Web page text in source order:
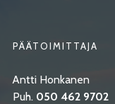
PÄÄTOIMITTAJA
Antti Honkanen
Puh. 050 462 9702